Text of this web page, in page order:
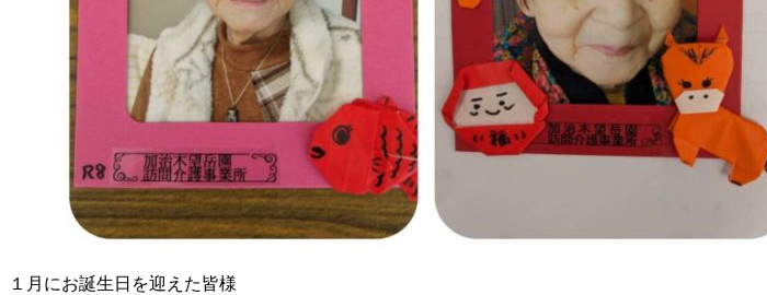
１月にお誕生日を迎えた皆様